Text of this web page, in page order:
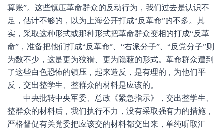
算账”。这些镇压革命群众的反动行为，我们过去是认识不
足，估计不够的，以为上海公开打成“反革命”的不多。其
实，采取这种形式或那种形式把革命群众变相的打成“反革
命”，准备把他们打成“反革命”、“右派分子”、“反党分子”则
为数不少，这是更为狡猾、更为隐蔽的形式。革命群众遭到
了这些白色恐怖的镇压，起来造反，是有理的，为他们平
反，交出整学生、整群众的材料是应该的。
中央批转中央军委、总政《紧急指示》，交出整学生、
整群众的材料后，我们执行不力，没有采取强有力的措施，
严格督促有关党委把应该交的材料都交出来，单纯听取汇